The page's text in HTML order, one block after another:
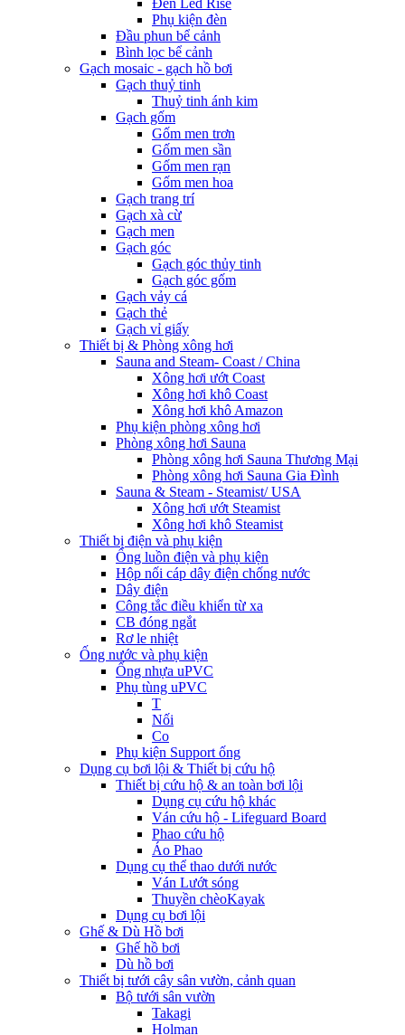
Đèn Led Rise
Phụ kiện đèn
Đầu phun bể cảnh
Bình lọc bể cảnh
Gạch mosaic - gạch hồ bơi
Gạch thuỷ tinh
Thuỷ tinh ánh kim
Gạch gốm
Gốm men trơn
Gốm men sần
Gốm men rạn
Gốm men hoa
Gạch trang trí
Gạch xà cừ
Gạch men
Gạch góc
Gạch góc thủy tinh
Gạch góc gốm
Gạch vảy cá
Gạch thẻ
Gạch vỉ giấy
Thiết bị & Phòng xông hơi
Sauna and Steam- Coast / China
Xông hơi ướt Coast
Xông hơi khô Coast
Xông hơi khô Amazon
Phụ kiện phòng xông hơi
Phòng xông hơi Sauna
Phòng xông hơi Sauna Thương Mại
Phòng xông hơi Sauna Gia Đình
Sauna & Steam - Steamist/ USA
Xông hơi ướt Steamist
Xông hơi khô Steamist
Thiết bị điện và phụ kiện
Ống luồn điện và phụ kiện
Hộp nối cáp dây điện chống nước
Dây điện
Công tắc điều khiển từ xa
CB đóng ngắt
Rơ le nhiệt
Ống nước và phụ kiện
Ống nhựa uPVC
Phụ tùng uPVC
T
Nối
Co
Phụ kiện Support ống
Dụng cụ bơi lội & Thiết bị cứu hộ
Thiết bị cứu hộ & an toàn bơi lội
Dụng cụ cứu hộ khác
Ván cứu hộ - Lifeguard Board
Phao cứu hộ
Áo Phao
Dụng cụ thể thao dưới nước
Ván Lướt sóng
Thuyền chèoKayak
Dụng cụ bơi lội
Ghế & Dù Hồ bơi
Ghế hồ bơi
Dù hồ bơi
Thiết bị tưới cây sân vườn, cảnh quan
Bộ tưới sân vườn
Takagi
Holman